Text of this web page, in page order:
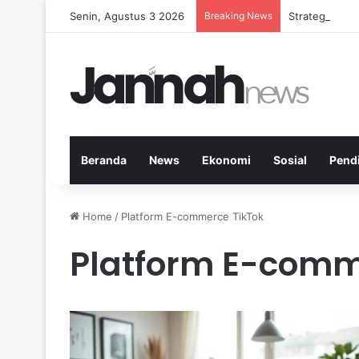
Senin, Agustus 3 2026 Breaking News Strategi
Beranda News Ekonomi Sosial
Home / Platform E-commerce TikTok
Platform E-